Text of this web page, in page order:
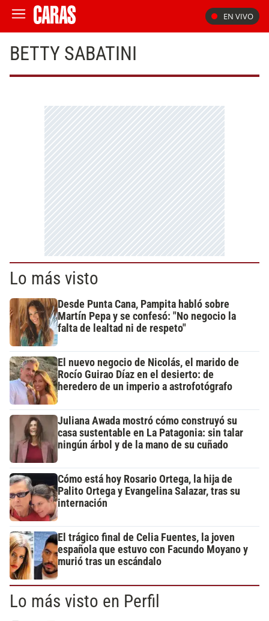
EN VIVO
BETTY SABATINI
Lo más visto
Desde Punta Cana, Pampita habló sobre
Martín Pepa y se confesó: "No negocio la
falta de lealtad ni de respeto"
El nuevo negocio de Nicolás, el marido de
Rocío Guirao Díaz en el desierto: de
heredero de un imperio a astrofotógrafo
Juliana Awada mostró cómo construyó su
casa sustentable en La Patagonia: sin talar
ningún árbol y de la mano de su cuñado
Cómo está hoy Rosario Ortega, la hija de
Palito Ortega y Evangelina Salazar, tras su
internación
El trágico final de Celia Fuentes, la joven
española que estuvo con Facundo Moyano y
murió tras un escándalo
Lo más visto en Perfil